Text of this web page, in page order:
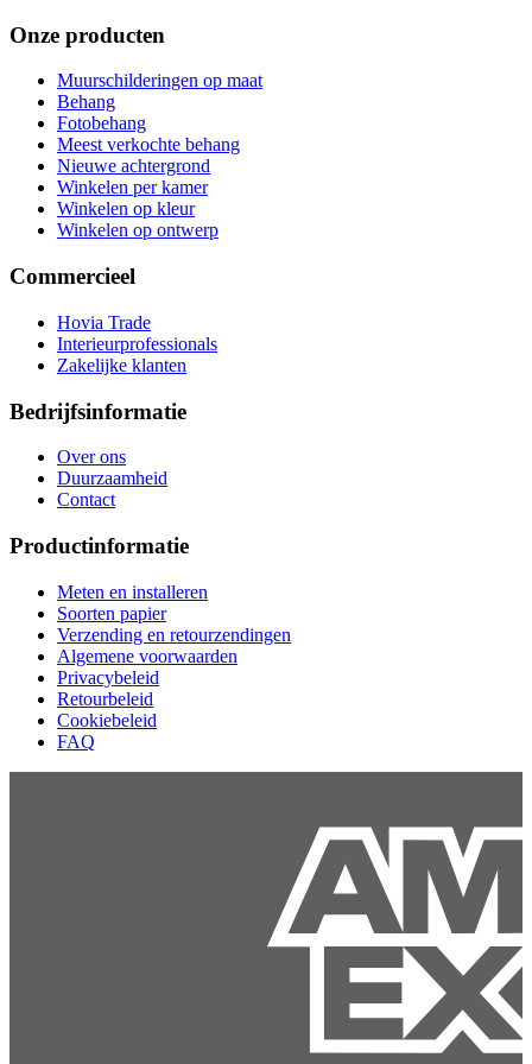
Onze producten
Muurschilderingen op maat
Behang
Fotobehang
Meest verkochte behang
Nieuwe achtergrond
Winkelen per kamer
Winkelen op kleur
Winkelen op ontwerp
Commercieel
Hovia Trade
Interieurprofessionals
Zakelijke klanten
Bedrijfsinformatie
Over ons
Duurzaamheid
Contact
Productinformatie
Meten en installeren
Soorten papier
Verzending en retourzendingen
Algemene voorwaarden
Privacybeleid
Retourbeleid
Cookiebeleid
FAQ